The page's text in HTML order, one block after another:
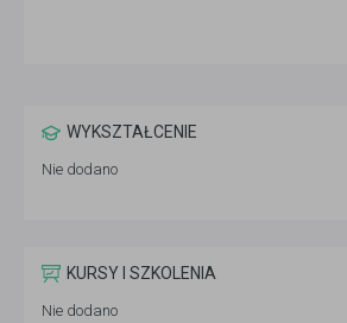
WYKSZTAŁCENIE
Nie dodano
KURSY I SZKOLENIA
Nie dodano